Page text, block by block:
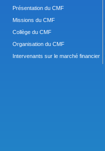
Présentation du CMF
Missions du CMF
Collège du CMF
Organisation du CMF
Intervenants sur le marché financier